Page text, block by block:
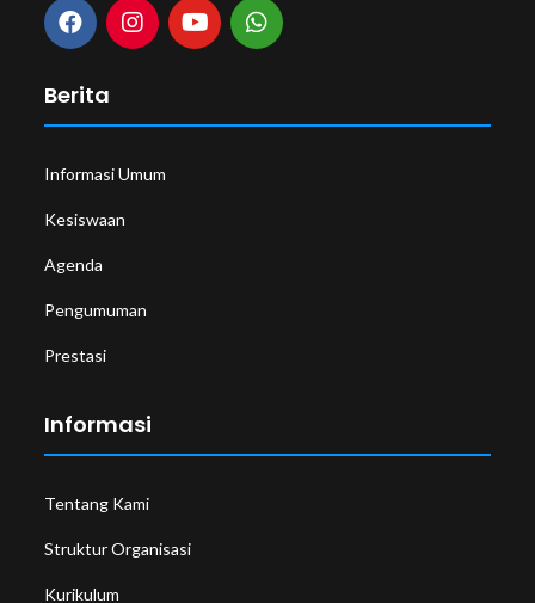
Berita
Informasi Umum
Kesiswaan
Agenda
Pengumuman
Prestasi
Informasi
Tentang Kami
Struktur Organisasi
Kurikulum